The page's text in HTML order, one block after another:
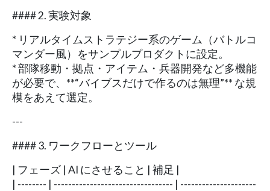
#### 2. 実験対象
* リアルタイムストラテジー系のゲーム（バトルコ
マンダー風）をサンプルプロダクトに設定。
* 部隊移動・拠点・アイテム・兵器開発など多機能
が必要で、**“バイブスだけで作るのは無理”** な規
模をあえて選定。
---
#### 3. ワークフローとツール
| フェーズ | AI にさせること | 補足 |
| -------- | --------------------------------- | ---------------------